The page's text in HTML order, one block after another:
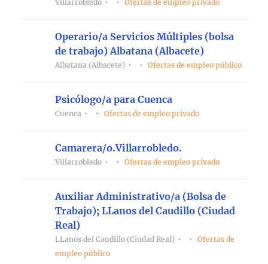
Villarrobledo Ofertas de empleo privado
Operario/a Servicios Múltiples (bolsa
de trabajo) Albatana (Albacete)
Albatana (Albacete) Ofertas de empleo público
Psicólogo/a para Cuenca
Cuenca Ofertas de empleo privado
Camarera/o.Villarrobledo.
Villarrobledo Ofertas de empleo privado
Auxiliar Administrativo/a (Bolsa de
Trabajo); LLanos del Caudillo (Ciudad
Real)
LLanos del Caudillo (Ciudad Real)
Ofertas de
empleo público